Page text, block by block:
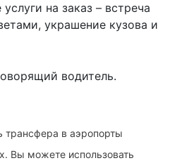
на заказ – встреча
украшение кузова и
водитель.
трансфера в аэропорты
Вы можете использовать